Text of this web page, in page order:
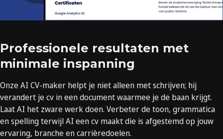
Professionele resultaten met
minimale inspanning
Onze AI CV-maker helpt je niet alleen met schrijven; hij
verandert je cv in een document waarmee je de baan krijgt.
Laat AI het zware werk doen. Verbeter de toon, grammatica
en spelling terwijl AI een cv maakt die is afgestemd op jouw
ervaring, branche en carrièredoelen.